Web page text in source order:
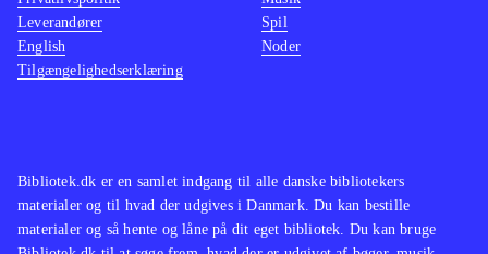
Bibliotek.dk er en samlet indgang til alle danske bibliotekers
materialer og til hvad der udgives i Danmark. Du kan bestille
materialer og så hente og låne på dit eget bibliotek. Du kan bruge
Leverandører
English
Tilgængelighedserklæring
Spil
Noder